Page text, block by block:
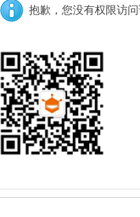
抱歉，您没有权限访